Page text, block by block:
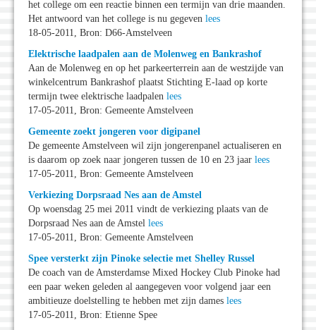
het college om een reactie binnen een termijn van drie maanden.
Het antwoord van het college is nu gegeven lees
18-05-2011, Bron: D66-Amstelveen
Elektrische laadpalen aan de Molenweg en Bankrashof
Aan de Molenweg en op het parkeerterrein aan de westzijde van
winkelcentrum Bankrashof plaatst Stichting E-laad op korte
termijn twee elektrische laadpalen lees
17-05-2011, Bron: Gemeente Amstelveen
Gemeente zoekt jongeren voor digipanel
De gemeente Amstelveen wil zijn jongerenpanel actualiseren en
is daarom op zoek naar jongeren tussen de 10 en 23 jaar lees
17-05-2011, Bron: Gemeente Amstelveen
Verkiezing Dorpsraad Nes aan de Amstel
Op woensdag 25 mei 2011 vindt de verkiezing plaats van de
Dorpsraad Nes aan de Amstel lees
17-05-2011, Bron: Gemeente Amstelveen
Spee versterkt zijn Pinoke selectie met Shelley Russel
De coach van de Amsterdamse Mixed Hockey Club Pinoke had
een paar weken geleden al aangegeven voor volgend jaar een
ambitieuze doelstelling te hebben met zijn dames lees
17-05-2011, Bron: Etienne Spee